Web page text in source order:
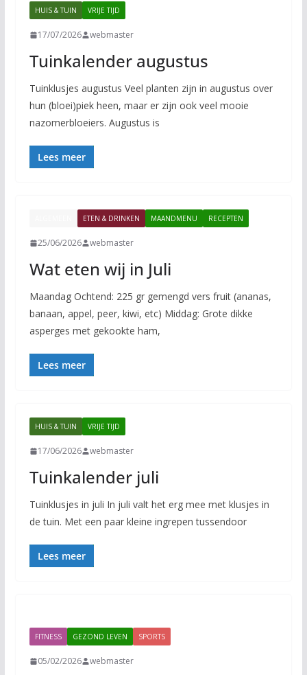
HUIS & TUIN VRIJE TIJD
17/07/2026 webmaster
Tuinkalender augustus
Tuinklusjes augustus Veel planten zijn in augustus over
hun (bloei)piek heen, maar er zijn ook veel mooie
nazomerbloeiers. Augustus is
Lees meer
ETEN & DRINKEN MAANDMENU RECEPTEN
25/06/2026 webmaster
Wat eten wij in Juli
Maandag Ochtend: 225 gr gemengd vers fruit (ananas,
banaan, appel, peer, kiwi, etc) Middag: Grote dikke
asperges met gekookte ham,
Lees meer
HUIS & TUIN VRIJE TIJD
17/06/2026 webmaster
Tuinkalender juli
Tuinklusjes in juli In juli valt het erg mee met klusjes in
de tuin. Met een paar kleine ingrepen tussendoor
Lees meer
FITNESS GEZOND LEVEN SPORTS
05/02/2026 webmaster